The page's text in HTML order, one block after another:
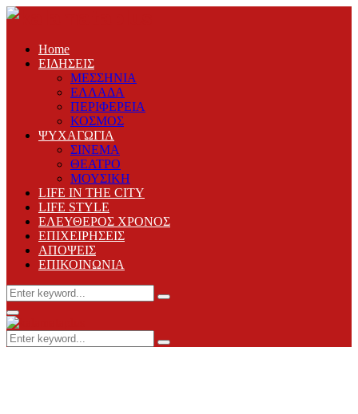
Home
ΕΙΔΗΣΕΙΣ
ΜΕΣΣΗΝΙΑ
ΕΛΛΑΔΑ
ΠΕΡΙΦΕΡΕΙΑ
ΚΟΣΜΟΣ
ΨΥΧΑΓΩΓΙΑ
ΣΙΝΕΜΑ
ΘΕΑΤΡΟ
ΜΟΥΣΙΚΗ
LIFE IN THE CITY
LIFE STYLE
ΕΛΕΥΘΕΡΟΣ ΧΡΟΝΟΣ
ΕΠΙΧΕΙΡΗΣΕΙΣ
ΑΠΟΨΕΙΣ
ΕΠΙΚΟΙΝΩΝΙΑ
Search
for:
Search
Primary
Menu
Search
for:
Search